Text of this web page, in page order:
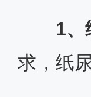
1、
求，纸